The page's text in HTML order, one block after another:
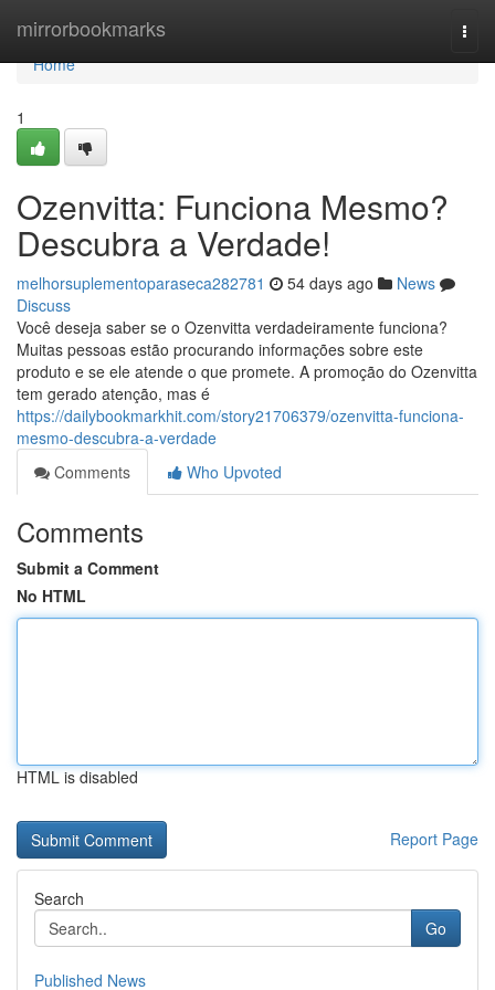
mirrorbookmarks
Home
Home
1
Ozenvitta: Funciona Mesmo?
Descubra a Verdade!
melhorsuplementoparaseca282781 54 days ago
News
Discuss
Você deseja saber se o Ozenvitta verdadeiramente funciona?
Muitas pessoas estão procurando informações sobre este
produto e se ele atende o que promete. A promoção do Ozenvitta
tem gerado atenção, mas é
https://dailybookmarkhit.com/story21706379/ozenvitta-funciona-
mesmo-descubra-a-verdade
Comments
Who Upvoted
Comments
Submit a Comment
No HTML
HTML is disabled
Report Page
Search
Go
Published News